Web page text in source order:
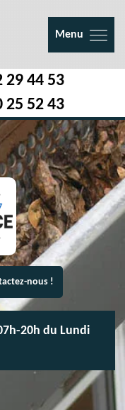
Menu
29 44 53
25 52 43
nous !
20h du Lundi